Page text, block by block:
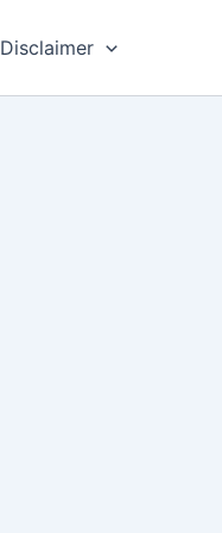
Disclaimer